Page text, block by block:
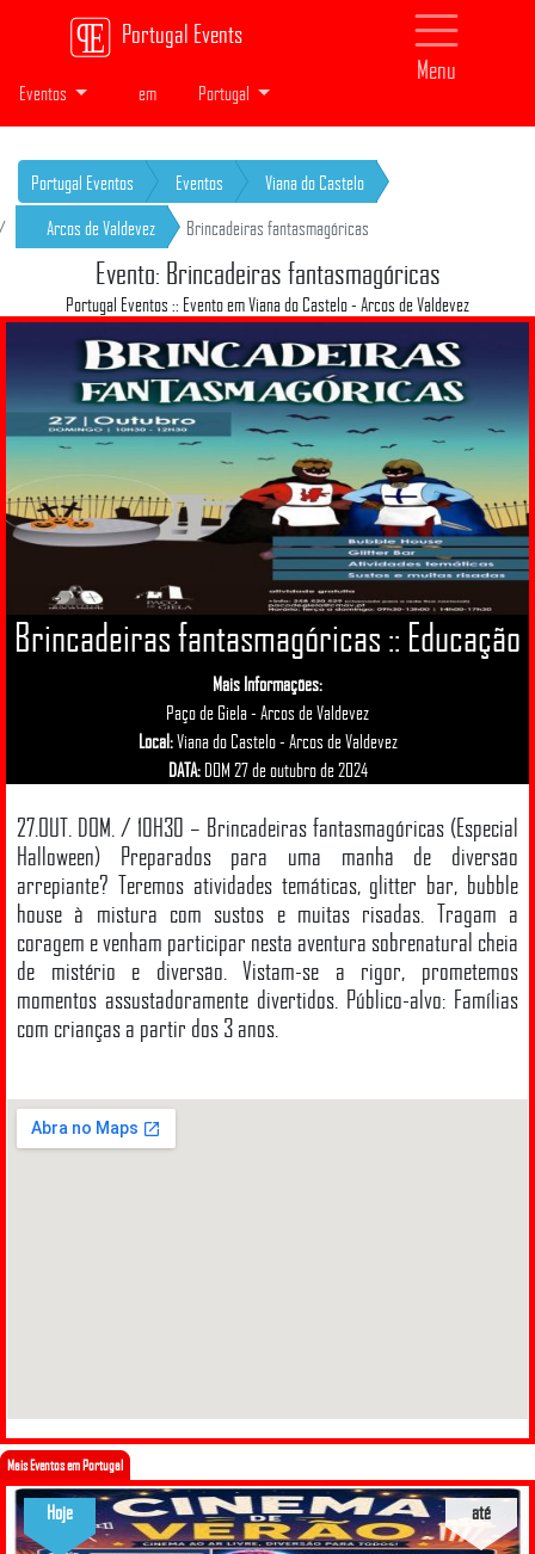
Portugal Events
Menu
Eventos em Portugal
Portugal Eventos Eventos
Viana do Castelo
Arcos de Valdevez
Brincadeiras fantasmagóricas
Evento: Brincadeiras fantasmagóricas
Portugal Eventos :: Evento em Viana do Castelo - Arcos de Valdevez
Brincadeiras fantasmagóricas :: Educação
Mais Informações:
Paço de Giela - Arcos de Valdevez
Local:Viana do Castelo - Arcos de Valdevez
DATA:DOM 27 de outubro de 2024
27.OUT. DOM. / 10H30 – Brincadeiras fantasmagóricas (Especial
Halloween) Preparados para uma manhã de diversão
arrepiante? Teremos atividades temáticas, glitter bar, bubble
house à mistura com sustos e muitas risadas. Tragam a
coragem e venham participar nesta aventura sobrenatural cheia
de mistério e diversão. Vistam-se a rigor, prometemos
momentos assustadoramente divertidos. Público-alvo: Famílias
com crianças a partir dos 3 anos.
Mais Eventos em Portugal
até
Hoje